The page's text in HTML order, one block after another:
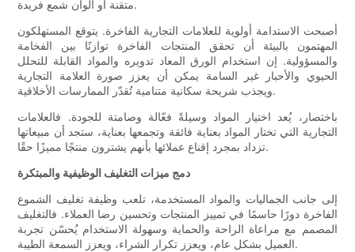
متقنة أو ألوان شمع فريدة.
أصبحت الاستدامة أولوية للعلامات التجارية الفاخرة. يتوقع المستهلكون
المهتمون بالبيئة أن تحقق المنتجات الفاخرة توازنًا بين الفخامة
والمسؤولية. إن استخدام الورق المعاد تدويره والمواد القابلة للتحلل
الحيوي والأحبار غير السامة يمكن أن يعزز صورة العلامة التجارية
ويجذب شريحة سكانية متنامية تُقدّر الممارسات الأخلاقية.
باختصار، يُعد اختيار المواد وسيلةً فعّالة وصامتة للجودة. فالعلامات
التجارية التي تختار المواد بعناية فائقة وتجمعها بعناية، ستجد أن مبيعاتها
تزداد بمجرد إقناع عملائها بأنهم يشترون منتجًا مميزًا حقًا.
دمج ميزات التغليف الوظيفية والمبتكرة
إلى جانب الجماليات والمواد المستخدمة، تلعب وظيفة تغليف الشموع
الفاخرة دورًا حاسمًا في تمييز المنتجات وتحسين رضا العملاء. فالتغليف
المصمم مع مراعاة الراحة والحماية وسهولة الاستخدام يُحسّن تجربة
العميل بشكل عام، ويعزز تكرار الشراء، ويعزز السمعة الطيبة.